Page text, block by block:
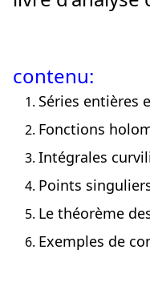
contenu:
Séries entières
Fonctions
Intégrales
Points
Le théorème
Exemples de